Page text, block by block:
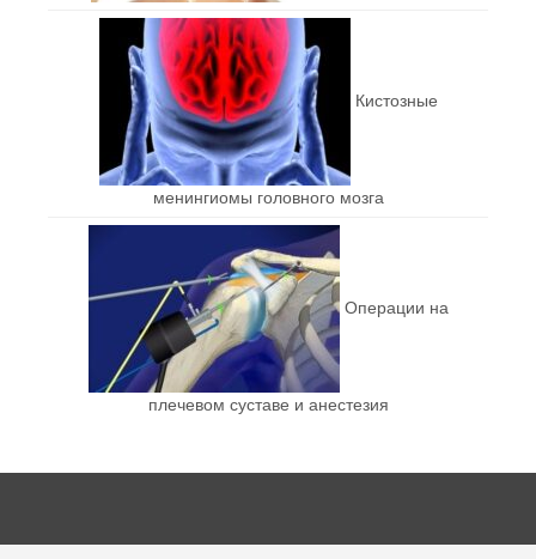
Кистозные
менингиомы головного мозга
Операции на
плечевом суставе и анестезия